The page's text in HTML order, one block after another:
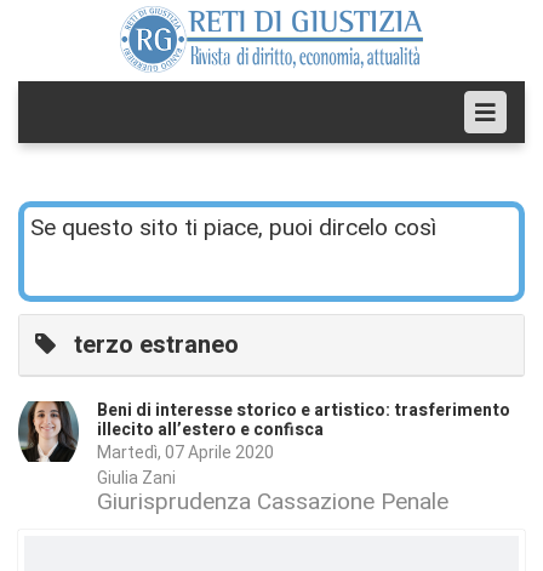
Se questo sito ti piace, puoi dircelo così
terzo estraneo
Beni di interesse storico e artistico: trasferimento
illecito all’estero e confisca
Martedì, 07 Aprile 2020
Giulia Zani
Giurisprudenza Cassazione Penale